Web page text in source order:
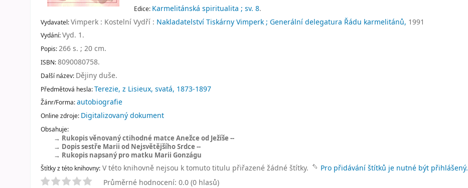
Edice: Karmelitánská spiritualita ; sv. 8.
Vydavatel:Vimperk : Kostelní Vydří : Nakladatelství Tiskárny Vimperk ; Generální delegatura Řádu karmelitánů, 1991
Vydání:Vyd. 1 .
Popis:266 s. ; 20 cm.
ISBN:8090080758.
Další název: Dějiny duše.
Předmětová hesla:Terezie, z Lisieux, svatá, 1873-1897
Žánr/Forma:autobiografie
Online zdroje: Digitalizovaný dokument
Obsahuje:
Rukopis věnovaný ctihodné matce Anežce od Ježíše --
Dopis sestře Marii od Nejsvětějšího Srdce --
Rukopis napsaný pro matku Marii Gonzágu
Štítky z této knihovny: V této knihovně nejsou k tomuto titulu přiřazené žádné štítky.
Pro přidávání štítků je nutné být přihlášený.
Průměrné hodnocení: 0.0 (0 hlasů)